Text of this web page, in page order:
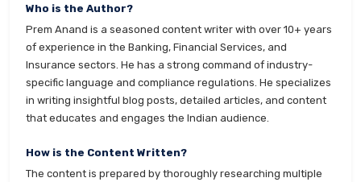
Who is the Author?
Prem Anand is a seasoned content writer with over 10+ years
of experience in the Banking, Financial Services, and
Insurance sectors. He has a strong command of industry-
specific language and compliance regulations. He specializes
in writing insightful blog posts, detailed articles, and content
that educates and engages the Indian audience.
How is the Content Written?
The content is prepared by thoroughly researching multiple